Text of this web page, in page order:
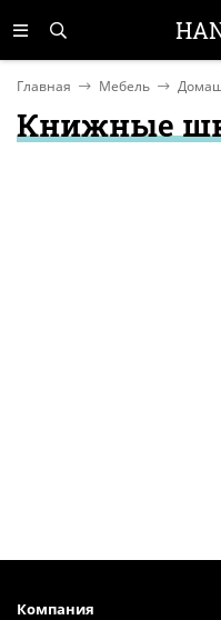
Главная Мебель
Книжные
Компания